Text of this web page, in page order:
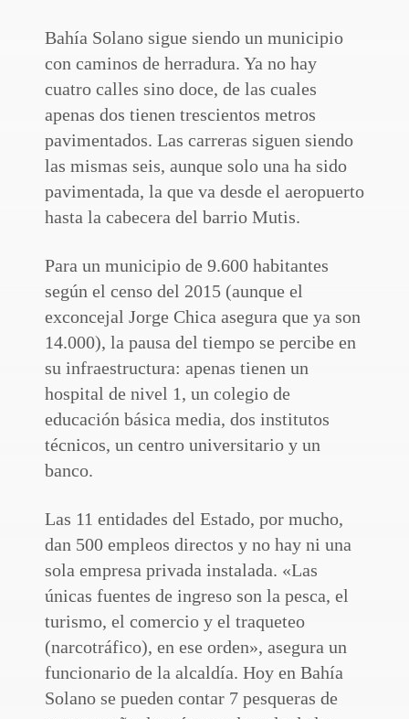
Bahía Solano sigue siendo un municipio
con caminos de herradura. Ya no hay
cuatro calles sino doce, de las cuales
apenas dos tienen trescientos metros
pavimentados. Las carreras siguen siendo
las mismas seis, aunque solo una ha sido
pavimentada, la que va desde el aeropuerto
hasta la cabecera del barrio Mutis.
Para un municipio de 9.600 habitantes
según el censo del 2015 (aunque el
exconcejal Jorge Chica asegura que ya son
14.000), la pausa del tiempo se percibe en
su infraestructura: apenas tienen un
hospital de nivel 1, un colegio de
educación básica media, dos institutos
técnicos, un centro universitario y un
banco.
Las 11 entidades del Estado, por mucho,
dan 500 empleos directos y no hay ni una
sola empresa privada instalada. «Las
únicas fuentes de ingreso son la pesca, el
turismo, el comercio y el traqueteo
(narcotráfico), en ese orden», asegura un
funcionario de la alcaldía. Hoy en Bahía
Solano se pueden contar 7 pesqueras de